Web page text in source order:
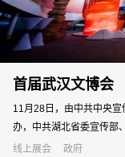
首届武汉文博会
11月28日，由中共中央
办，中共湖北省委宣传部
的首届中国（武汉）文化
线上展会
政府